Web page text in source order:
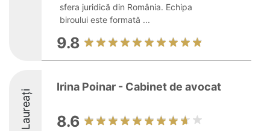
sfera juridică din România. Echipa
biroului este formată ...
9.8
Laureați
Irina Poinar - Cabinet de avocat
8.6